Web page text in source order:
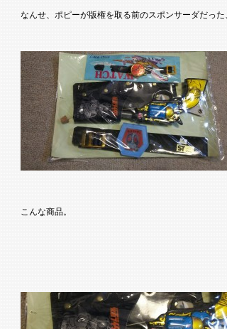
なんせ、ポピーが版権を取る前のスポンサーダだっ
こんな商品。